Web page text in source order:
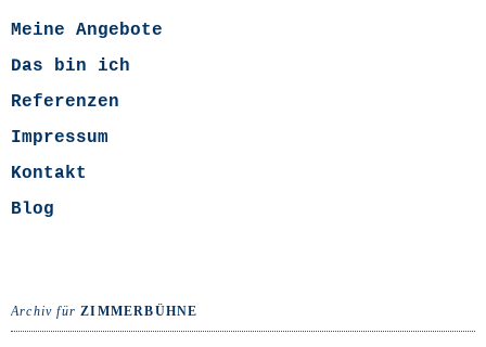
Meine Angebote
Das bin ich
Referenzen
Impressum
Kontakt
Blog
Archiv fürZIMMERBÜHNE